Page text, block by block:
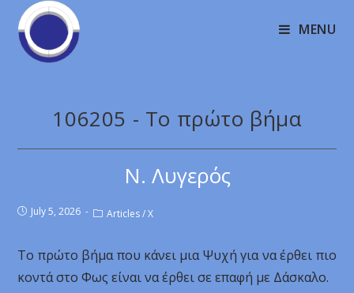
MENU
106205 - Το πρώτο βήμα
Ν. Λυγερός
July 5, 2026 Articles / X
Το πρώτο βήμα που κάνει μια Ψυχή για να έρθει πιο
κοντά στο Φως είναι να έρθει σε επαφή με Δάσκαλο.